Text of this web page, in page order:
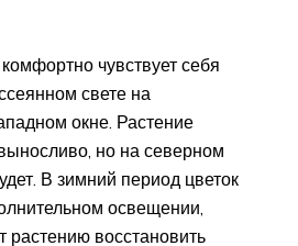
чувствует себя
свете на
окне. Растение
но на северном
В зимний период цветок
освещении,
растению восстановить